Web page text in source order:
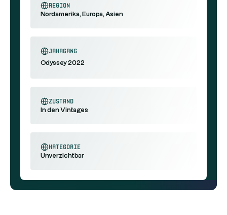
Region
Nordamerika, Europa, Asien
Jahrgang
Odyssey 2022
Zustand
In den Vintages
Kategorie
Unverzichtbar